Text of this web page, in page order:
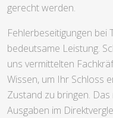
gerecht werden.
Fehlerbeseitigungen
bedeutsame Leistung.
uns vermittelten
Wissen, um Ihr Schloss
Zustand zu bringen.
Ausgaben im